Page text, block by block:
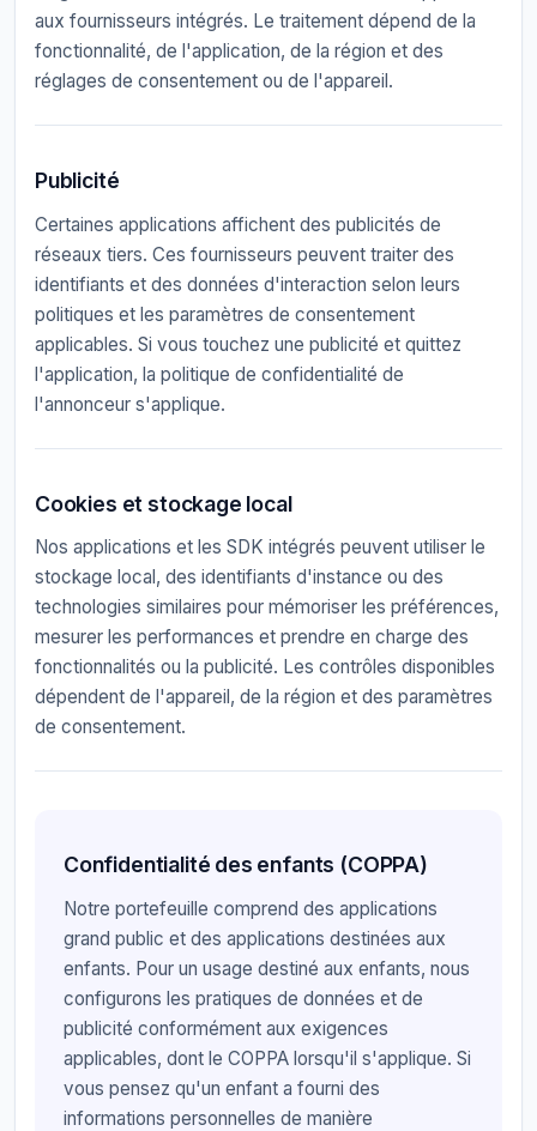
aux fournisseurs intégrés. Le traitement dépend de la
fonctionnalité, de l'application, de la région et des
réglages de consentement ou de l'appareil.
Publicité
Certaines applications affichent des publicités de
réseaux tiers. Ces fournisseurs peuvent traiter des
identifiants et des données d'interaction selon leurs
politiques et les paramètres de consentement
applicables. Si vous touchez une publicité et quittez
l'application, la politique de confidentialité de
l'annonceur s'applique.
Cookies et stockage local
Nos applications et les SDK intégrés peuvent utiliser le
stockage local, des identifiants d'instance ou des
technologies similaires pour mémoriser les préférences,
mesurer les performances et prendre en charge des
fonctionnalités ou la publicité. Les contrôles disponibles
dépendent de l'appareil, de la région et des paramètres
de consentement.
Confidentialité des enfants (COPPA)
Notre portefeuille comprend des applications
grand public et des applications destinées aux
enfants. Pour un usage destiné aux enfants, nous
configurons les pratiques de données et de
publicité conformément aux exigences
applicables, dont le COPPA lorsqu'il s'applique. Si
vous pensez qu'un enfant a fourni des
informations personnelles de manière